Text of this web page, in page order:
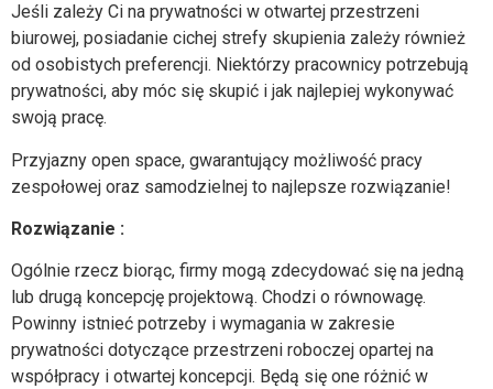
Jeśli zależy Ci na prywatności w otwartej przestrzeni
biurowej, posiadanie cichej strefy skupienia zależy również
od osobistych preferencji. Niektórzy pracownicy potrzebują
prywatności, aby móc się skupić i jak najlepiej wykonywać
swoją pracę.
Przyjazny open space, gwarantujący możliwość pracy
zespołowej oraz samodzielnej to najlepsze rozwiązanie!
Rozwiązanie :
Ogólnie rzecz biorąc, firmy mogą zdecydować się na jedną
lub drugą koncepcję projektową. Chodzi o równowagę.
Powinny istnieć potrzeby i wymagania w zakresie
prywatności dotyczące przestrzeni roboczej opartej na
współpracy i otwartej koncepcji. Będą się one różnić w